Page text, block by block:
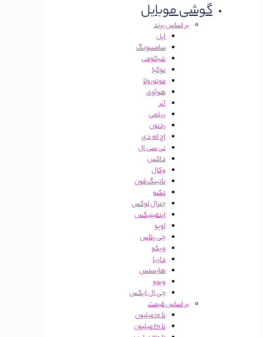
گوشی موبایل
بر اساس برند
اپل
سامسونگ
شیائومی
نوکیا
موتورولا
هوآوی
آنر
ریلمی
ردتون
اچ ام دی
تی سی ال
داکس
وکال
ناتینگ فون
تکنو
جنرال لوکس
اینفینیکس
اوپو
جی پلاس
ویکو
داریا
هایسنس
ویوو
جی ال ایکس
بر اساس قیمت
تا 10 میلیون
تا 20 میلیون